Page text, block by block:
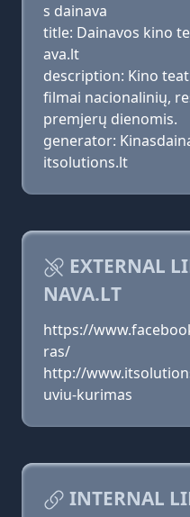
s dainava
title: Dainavos kino
ava.lt
description: Kino
filmai nacionalinių,
premjerų dienomis.
generator:
itsolutions.lt
EXTERNAL
NAVA.LT
https://
ras/
http://
uviu-kurimas
INTERNAL